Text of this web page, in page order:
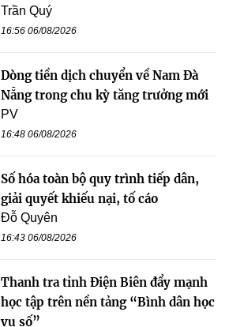
Trần Quý
16:56 06/08/2026
Dòng tiền dịch chuyển về Nam Đà
Nẵng trong chu kỳ tăng trưởng mới
PV
16:48 06/08/2026
Số hóa toàn bộ quy trình tiếp dân,
giải quyết khiếu nại, tố cáo
Đỗ Quyên
16:43 06/08/2026
Thanh tra tỉnh Điện Biên đẩy mạnh
học tập trên nền tảng “Bình dân học
vụ số”